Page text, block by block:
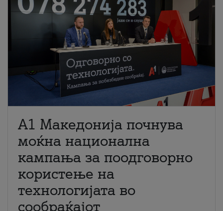
A1 Македонија почнува
моќна национална
кампања за поодговорно
користење на
технологијата во
сообраќајот